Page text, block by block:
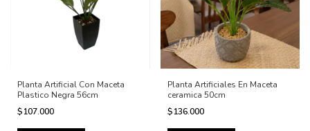
Planta Artificial Con Maceta
Plastico Negra 56cm
$107.000
Planta Artificiales En Maceta
ceramica 50cm
$136.000